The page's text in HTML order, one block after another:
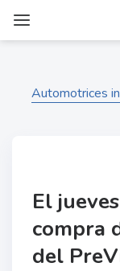
Automotrices
El
compra
del